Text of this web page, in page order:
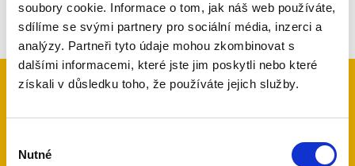
soubory cookie. Informace o tom, jak náš web používáte,
sdílíme se svými partnery pro sociální média, inzerci a
analýzy. Partneři tyto údaje mohou zkombinovat s
dalšími informacemi, které jste jim poskytli nebo které
získali v důsledku toho, že používáte jejich služby.
souhlasu
Nutné
až